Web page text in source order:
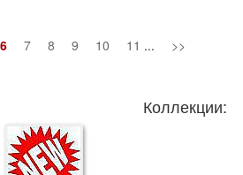
6 7 8 9 10 11 ... >>
Коллекции: